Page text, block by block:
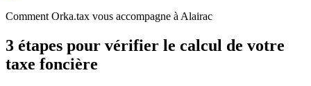
Comment Orka.tax vous accompagne à Alairac
3 étapes pour vérifier le calcul de votre
taxe foncière